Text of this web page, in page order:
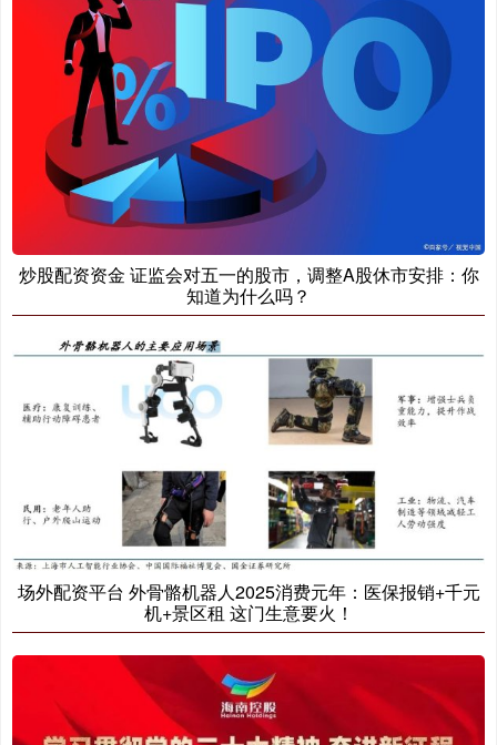
炒股配资资金 证监会对五一的股市，调整A股休市安排：你
知道为什么吗？
场外配资平台 外骨骼机器人2025消费元年：医保报销+千元
机+景区租 这门生意要火！